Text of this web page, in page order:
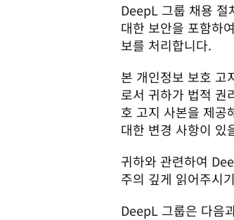
DeepL 그룹 채용 절
대한 보안을 포함하
보를 처리합니다.
본 개인정보 보호 고
로서 귀하가 법적 권
호 고지 사본을 제공
대한 변경 사항이 있
귀하와 관련하여
주의 깊게 읽어주시
DeepL 그룹은 다음